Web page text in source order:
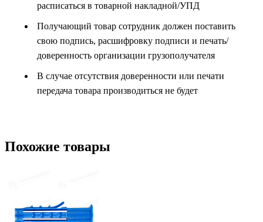
расписаться в товарной накладной/УПД
Получающий товар сотрудник должен поставить
свою подпись, расшифровку подписи и печать/
доверенность организации грузополучателя
В случае отсутствия доверенности или печати
передача товара производиться не будет
Похожие товары